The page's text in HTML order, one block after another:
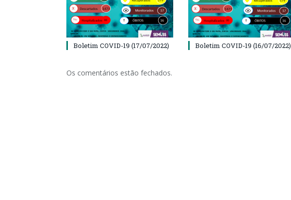
Boletim COVID-19 (17/07/2022) Boletim COVID-19 (16/07/2022)
Os comentários estão fechados.